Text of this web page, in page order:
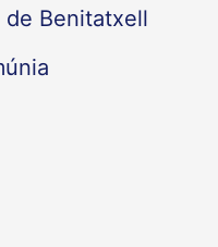
de Benitatxell